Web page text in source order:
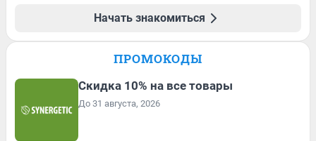
Начать знакомиться
ПРОМОКОДЫ
Скидка 10% на все товары
До 31 августа, 2026